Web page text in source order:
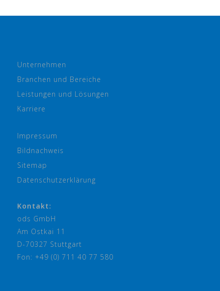
Unternehmen
Branchen und Bereiche
Leistungen und Lösungen
Karriere
Impressum
Bildnachweis
Sitemap
Datenschutzerklärung
Kontakt:
ods GmbH
Am Ostkai 11
D-70327 Stuttgart
Fon: +49 (0) 711 40 77 580